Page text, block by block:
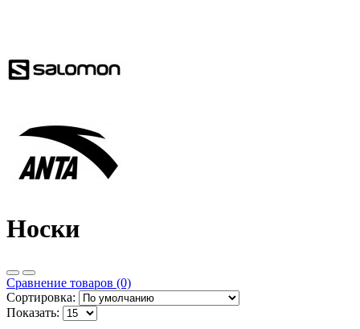
Носки
Сравнение товаров (0)
Сортировка:
Показать: